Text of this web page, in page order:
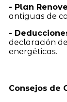
- Plan
antiguas de
-
declaración
energéticas.
Consejos de